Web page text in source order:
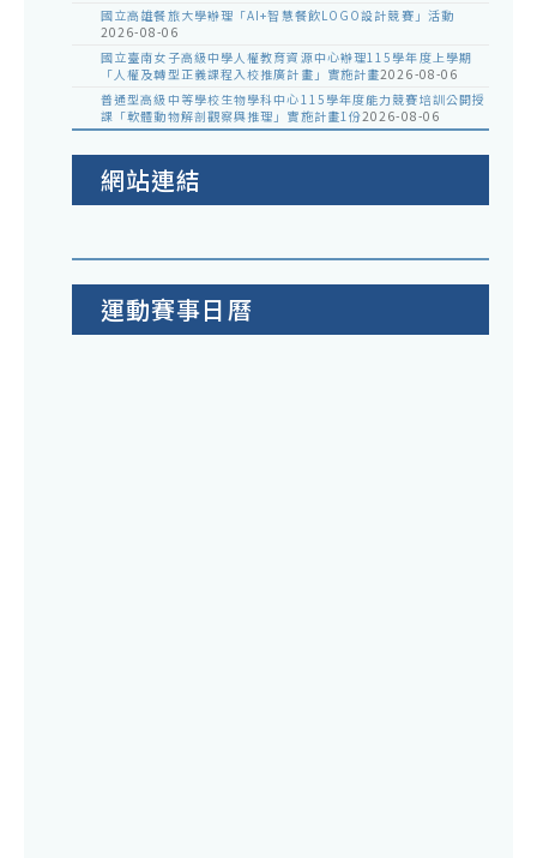
國立高雄餐旅大學辦理「AI+智慧餐飲LOGO設計競賽」活動
2026-08-06
國立臺南女子高級中學人權教育資源中心辦理115學年度上學期
「人權及轉型正義課程入校推廣計畫」實施計畫2026-08-06
普通型高級中等學校生物學科中心115學年度能力競賽培訓公開授
課「軟體動物解剖觀察與推理」實施計畫1份2026-08-06
網站連結
運動賽事日曆